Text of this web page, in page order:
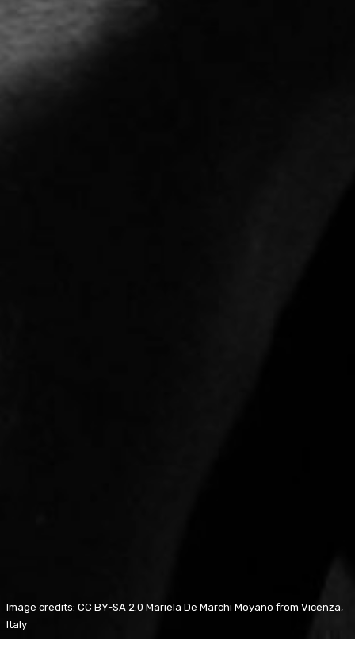
Image credits: CC BY-SA 2.0 Mariela De Marchi Moyano from Vicenza,
Italy